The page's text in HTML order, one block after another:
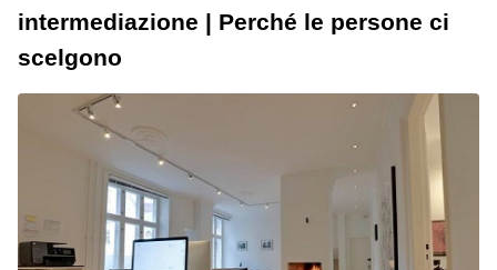
intermediazione | Perché le persone ci
scelgono